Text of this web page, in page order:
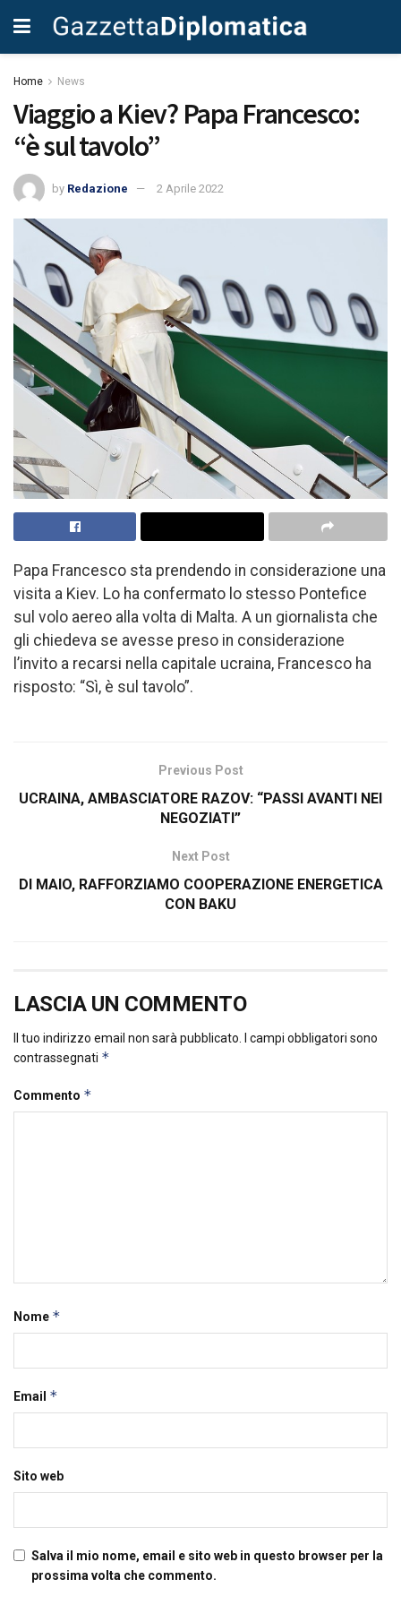
Home News
Viaggio a Kiev? Papa Francesco:
“è sul tavolo”
by Redazione 2 Aprile 2022
Papa Francesco sta prendendo in considerazione una
visita a Kiev. Lo ha confermato lo stesso Pontefice
sul volo aereo alla volta di Malta. A un giornalista che
gli chiedeva se avesse preso in considerazione
l’invito a recarsi nella capitale ucraina, Francesco ha
risposto: “Sì, è sul tavolo”.
Previous Post
UCRAINA, AMBASCIATORE RAZOV: “PASSI AVANTI NEI
NEGOZIATI”
Next Post
DI MAIO, RAFFORZIAMO COOPERAZIONE ENERGETICA
CON BAKU
LASCIA UN COMMENTO
Il tuo indirizzo email non sarà pubblicato. I campi obbligatori sono
contrassegnati *
Commento *
Nome *
Email *
Sito web
Salva il mio nome, email e sito web in questo browser per la
prossima volta che commento.